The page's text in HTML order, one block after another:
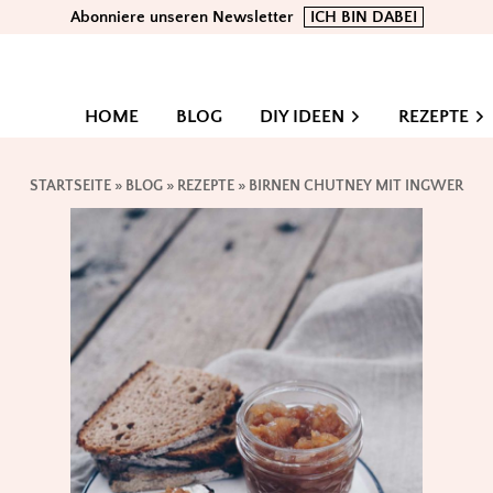
Abonniere unseren Newsletter ICH BIN DABEI
HOME BLOG DIY IDEEN REZEPTE
STARTSEITE » BLOG » REZEPTE » BIRNEN CHUTNEY MIT INGWER